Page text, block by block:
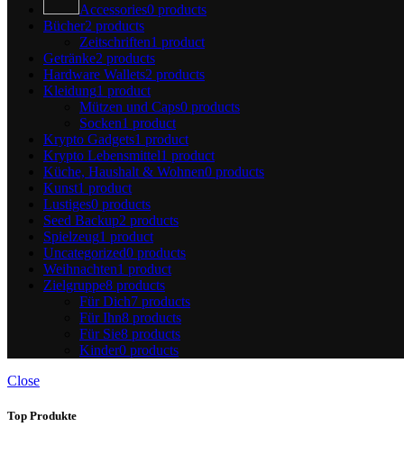
Accessories0 products
Bücher2 products
Zeitschriften1 product
Getränke2 products
Hardware Wallets2 products
Kleidung1 product
Mützen und Caps0 products
Socken1 product
Krypto Gadgets1 product
Krypto Lebensmittel1 product
Küche, Haushalt & Wohnen0 products
Kunst1 product
Lustiges0 products
Seed Backup2 products
Spielzeug1 product
Uncategorized0 products
Weihnachten1 product
Zielgruppe8 products
Für Dich7 products
Für Ihn8 products
Für Sie8 products
Kinder0 products
Close
Top Produkte